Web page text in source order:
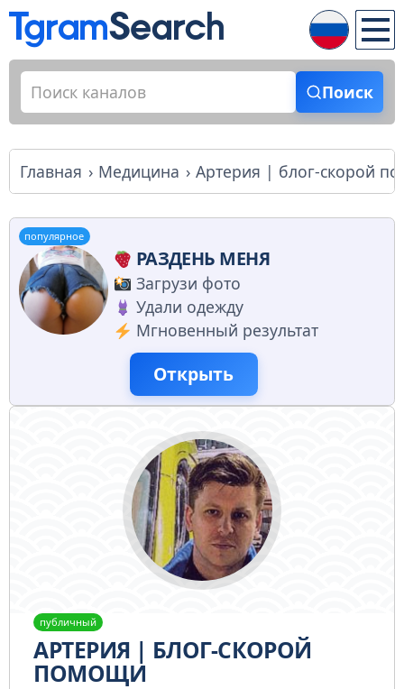
Поиск
Главная Медицина Артерия | блог-скорой
популярное
РАЗДЕНЬ МЕНЯ
Загрузи фото
Удали одежду
Мгновенный результат
Открыть
публичный
АРТЕРИЯ | БЛОГ-СКОРОЙ
ПОМОЩИ